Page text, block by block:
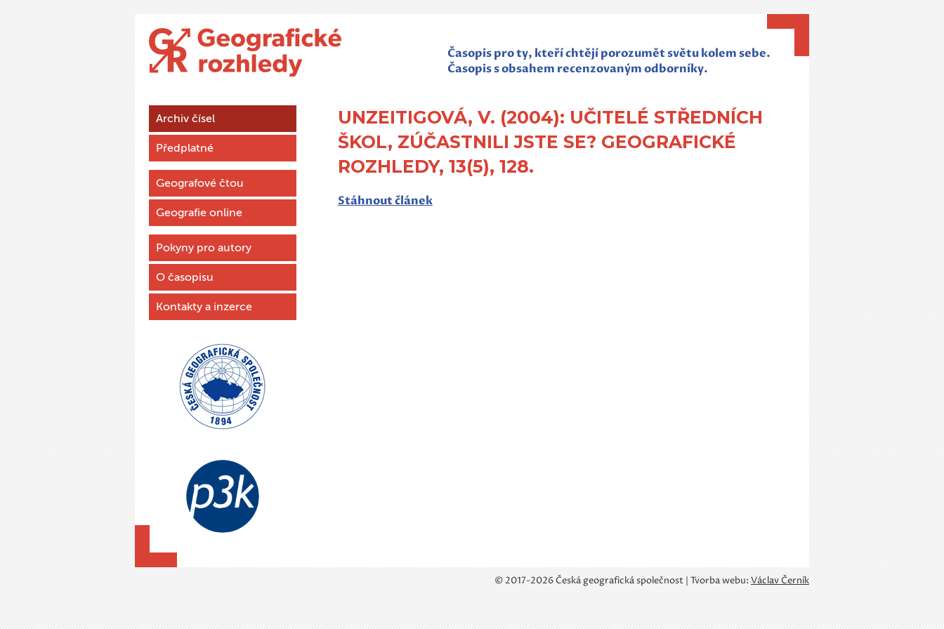
Časopis pro ty, kteří chtějí porozumět světu kolem sebe.
Časopis s obsahem recenzovaným odborníky.
Archiv čísel
Předplatné
Geografové čtou
Geografie online
Pokyny pro autory
O časopisu
Kontakty a inzerce
UNZEITIGOVÁ, V. (2004): UČITELÉ STŘEDNÍCH
ŠKOL, ZÚČASTNILI JSTE SE? GEOGRAFICKÉ
ROZHLEDY, 13(5), 128.
Stáhnout článek
© 2017-2026 Česká geografická společnost | Tvorba webu:Václav Černík